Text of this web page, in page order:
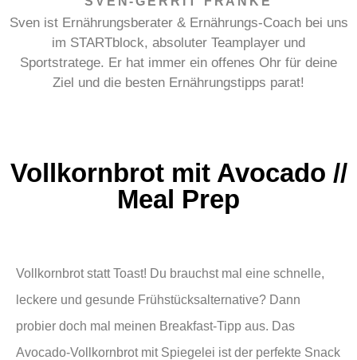
Sven ist Ernährungsberater & Ernährungs-Coach bei uns
im STARTblock, absoluter Teamplayer und
Sportstratege. Er hat immer ein offenes Ohr für deine
Ziel und die besten Ernährungstipps parat!
Vollkornbrot mit Avocado //
Meal Prep
Vollkornbrot statt Toast! Du brauchst mal eine schnelle,
leckere und gesunde Frühstücksalternative? Dann
probier doch mal meinen Breakfast-Tipp aus. Das
Avocado-Vollkornbrot mit Spiegelei ist der perfekte Snack